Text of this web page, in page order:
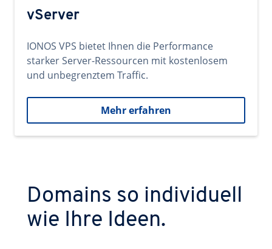
vServer
IONOS VPS bietet Ihnen die Performance
starker Server-Ressourcen mit kostenlosem
und unbegrenztem Traffic.
Mehr erfahren
Domains so individuell
wie Ihre Ideen.